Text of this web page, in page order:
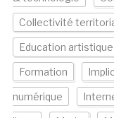
Collectivité
Education artistique
Formation
numérique